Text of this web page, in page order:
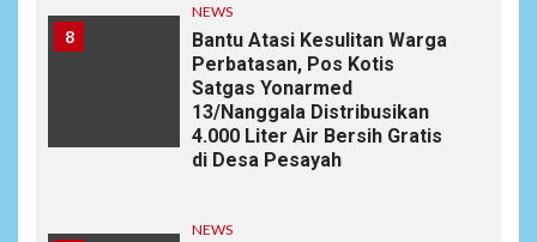
8
NEWS
Bantu Atasi Kesulitan Warga
Perbatasan, Pos Kotis
Satgas Yonarmed
13/Nanggala Distribusikan
4.000 Liter Air Bersih Gratis
di Desa Pesayah
NEWS